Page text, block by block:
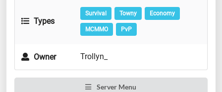
Types
Survival Towny Economy
MCMMO PvP
Owner Trollyn_
Server Menu